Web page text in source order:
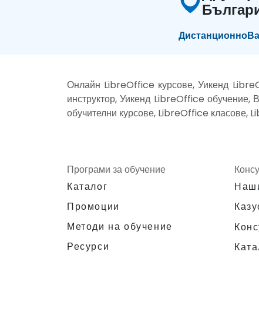
Дистанционно
Онлайн LibreOffice курсове, Уикенд
инструктор, Уикенд LibreOffice
обучителни курсове, LibreOffice
Програми за обучение
Каталог
Промоции
Методи на обучение
Ресурси